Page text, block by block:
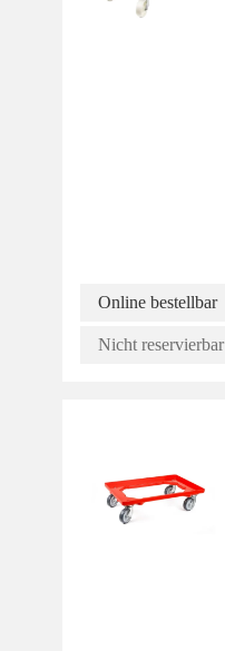
Online bestellbar
Nicht reservierbar